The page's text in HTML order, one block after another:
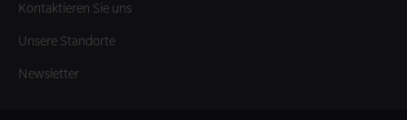
Kontaktieren Sie uns
Unsere Standorte
Newsletter